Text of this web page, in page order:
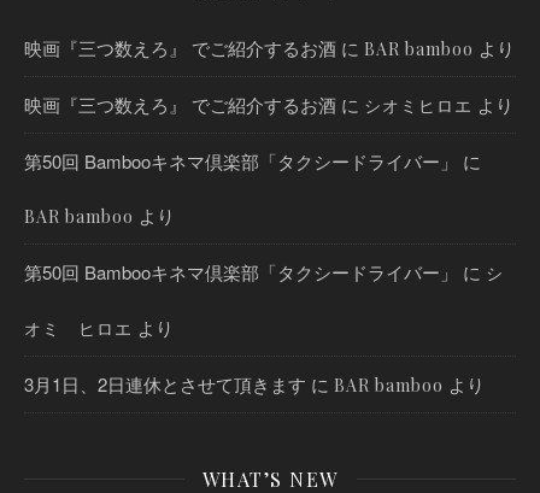
映画『三つ数えろ』 でご紹介するお酒 に BAR bamboo より
映画『三つ数えろ』 でご紹介するお酒 に シオミヒロエ より
第50回 Bambooキネマ倶楽部「タクシードライバー」 に
BAR bamboo より
第50回 Bambooキネマ倶楽部「タクシードライバー」 に シ
オミ ヒロエ より
3月1日、2日連休とさせて頂きます に BAR bamboo より
WHAT’S NEW